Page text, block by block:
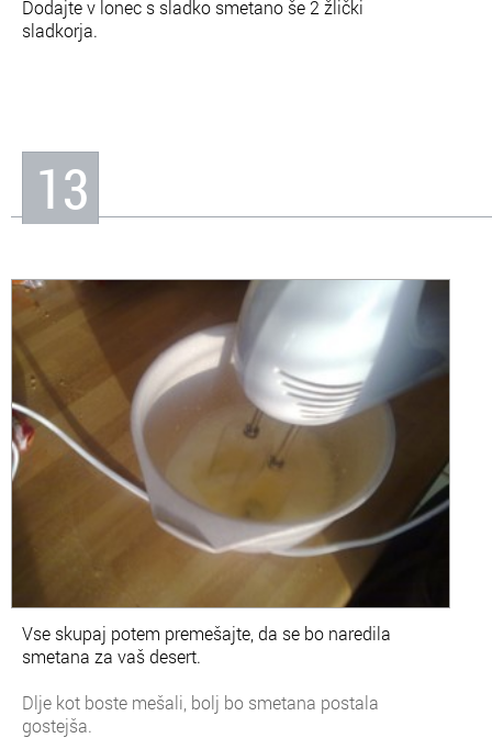
Dodajte v lonec s sladko smetano še 2 žlički
sladkorja.
13
Vse skupaj potem premešajte, da se bo naredila
smetana za vaš desert.
Dlje kot boste mešali, bolj bo smetana postala
gostejša.